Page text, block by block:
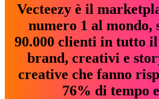
Vecteezy è il
numero 1 al mondo,
90.000 clienti in tutto
brand, creativi e
creative che fanno
76% di tempo